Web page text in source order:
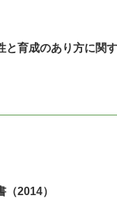
と育成のあり方に関
2014）